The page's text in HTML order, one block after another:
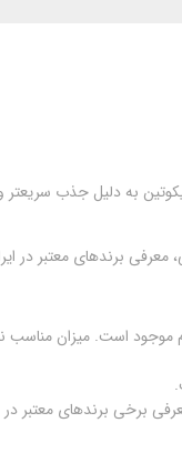
به دلیل جذب سریعتر
برندهای معتبر در
در میزان نیکوتین مختلف، از 3 میلی‌گرم تا
برخی برندهای معتبر در